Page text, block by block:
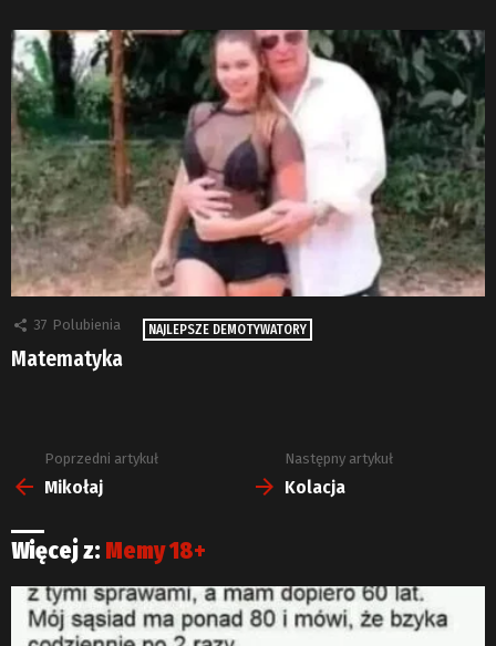
37 Polubienia NAJLEPSZE DEMOTYWATORY
Matematyka
Zobacz
więcej
Poprzedni artykuł
Mikołaj
Następny artykuł
Kolacja
Więcej z: Memy 18+